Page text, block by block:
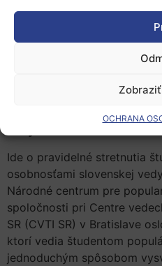
OCHRANA
Kariéru klasického lekára
sa našiel oveľa viac, a v
vyniknúť svojmu talentu.
pomáha mladým medikom
Ide o pravidelné stretnutia
osobnosťami slovenskej
Národné centrum pre
spoločnosti pri Centre
SR (CVTI SR) v Bratislave
ktorí vedia študentom
jednoduchým spôsobom